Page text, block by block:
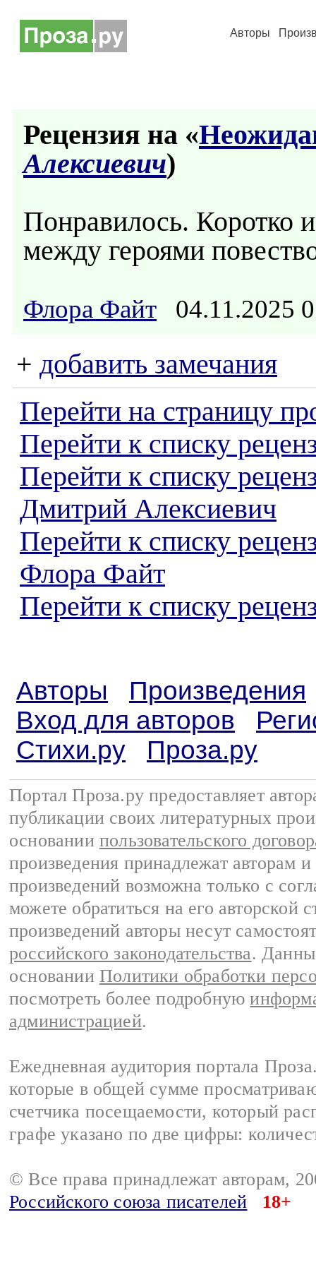
Авторы
Рецензия на «
Алексиевич)
Понравилось. Коротко
между героями
Флора Файт 04.11.2025
+ добавить замечания
Перейти на страницу
Перейти к списку
Перейти к списку
Дмитрий Алексиевич
Перейти к списку
Флора Файт
Перейти к списку
Авторы
Произведения
Вход для авторов
Стихи.ру
Проза.ру
Портал Проза.ру предоставляет
публикации своих литературных
основании пользовательского
произведения принадлежат авторам
произведений возможна только с
можете обратиться на его авторской
произведений авторы несут
российского законодательства.
основании Политики обработки
посмотреть более подробную
администрацией.
Ежедневная аудитория портала
которые в общей сумме
счетчика посещаемости, который
графе указано по две цифры:
© Все права принадлежат авторам,
Российского союза писателей
18+